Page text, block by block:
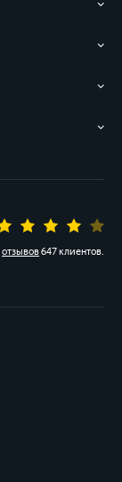
отзывов647 клиентов.